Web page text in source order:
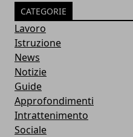
CATEGORIE
Lavoro
Istruzione
News
Notizie
Guide
Approfondimenti
Intrattenimento
Sociale